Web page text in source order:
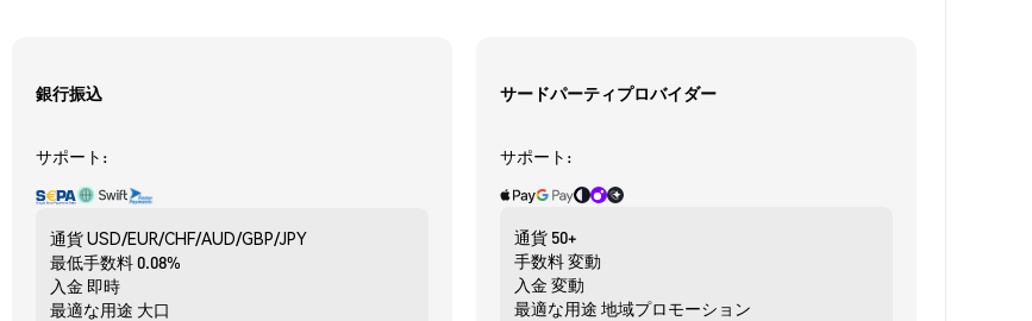
銀行振込
サポート:
通貨USD/EUR/CHF/AUD/GBP/JPY
最低手数料0.08%
入金 即時
最適な用途 大口
サードパーティプロバイダー
サポート:
通貨 50+
手数料変動
入金 変動
最適な用途 地域プロモーション